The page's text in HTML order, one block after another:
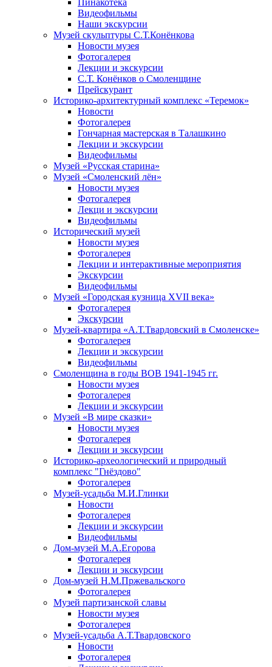
Пинакотека
Видеофильмы
Наши экскурсии
Музей скульптуры С.Т.Конёнкова
Новости музея
Фотогалерея
Лекции и экскурсии
С.Т. Конёнков о Смоленщине
Прейскурант
Историко-архитектурный комплекс «Теремок»
Новости
Фотогалерея
Гончарная мастерская в Талашкино
Лекции и экскурсии
Видеофильмы
Музей «Русская старина»
Музей «Смоленский лён»
Новости музея
Фотогалерея
Лекци и экскурсии
Видеофильмы
Исторический музей
Новости музея
Фотогалерея
Лекции и интерактивные мероприятия
Экскурсии
Видеофильмы
Музей «Городская кузница XVII века»
Фотогалерея
Экскурсии
Музей-квартира «А.Т.Твардовский в Смоленске»
Фотогалерея
Лекции и экскурсии
Видеофильмы
Смоленщина в годы ВОВ 1941-1945 гг.
Новости музея
Фотогалерея
Лекции и экскурсии
Музей «В мире сказки»
Новости музея
Фотогалерея
Лекции и экскурсии
Историко-археологический и природный
комплекс "Гнёздово"
Фотогалерея
Музей-усадьба М.И.Глинки
Новости
Фотогалерея
Лекции и экскурсии
Видеофильмы
Дом-музей М.А.Егорова
Фотогалерея
Лекции и экскурсии
Дом-музей Н.М.Пржевальского
Фотогалерея
Музей партизанской славы
Новости музея
Фотогалерея
Музей-усадьба А.Т.Твардовского
Новости
Фотогалерея